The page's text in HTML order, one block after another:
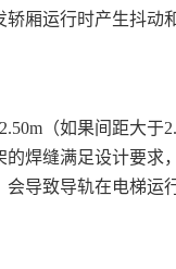
轿厢运行时产生抖动
（如果间距大于
焊缝满足设计要求
导致导轨在电梯运